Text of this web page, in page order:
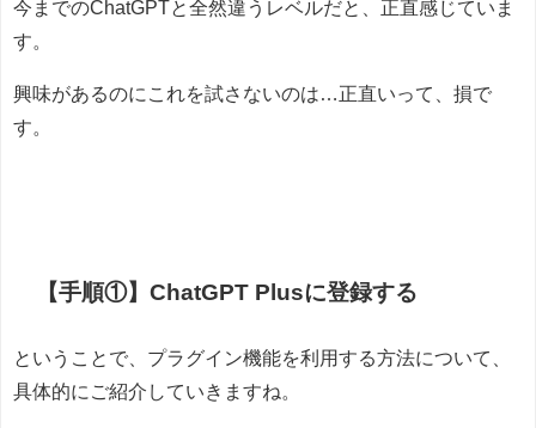
今までのChatGPTと全然違うレベルだと、正直感じていま
す。
興味があるのにこれを試さないのは…正直いって、損で
す。
【手順①】ChatGPT Plusに登録する
ということで、プラグイン機能を利用する方法について、
具体的にご紹介していきますね。